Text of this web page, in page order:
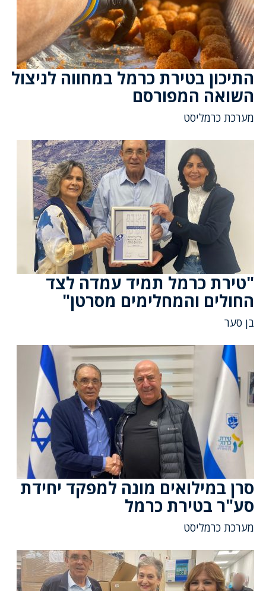
התיכון בטירת כרמל במחווה לניצול
השואה המפורסם
מערכת כרמליסט
"טירת כרמל תמיד עמדה לצד
החולים והמחלימים מסרטן"
בן סער
סרן במילואים מונה למפקד יחידת
סע"ר בטירת כרמל
מערכת כרמליסט